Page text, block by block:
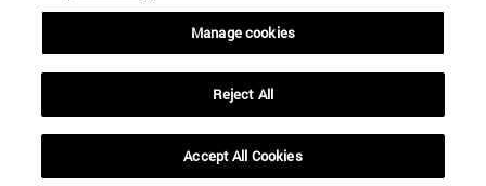
Manage cookies
Reject All
Accept All Cookies